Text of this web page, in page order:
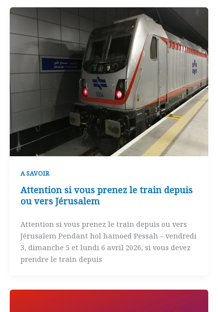
A SAVOIR
Attention si vous prenez le train depuis
ou vers Jérusalem
Attention si vous prenez le train depuis ou vers
Jérusalem Pendant hol hamoed Pessah – vendredi
3, dimanche 5 et lundi 6 avril 2026, si vous devez
prendre le train depuis